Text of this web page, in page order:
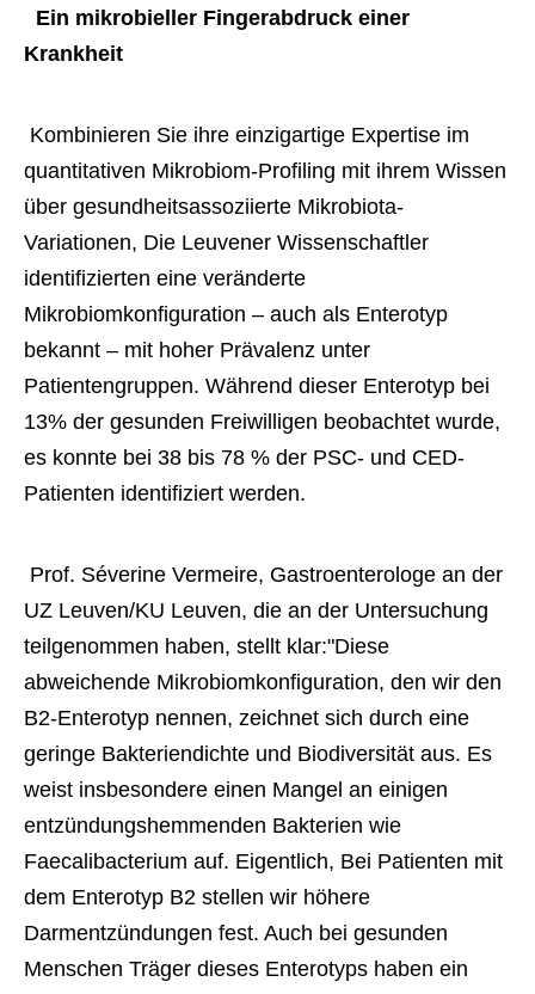
Ein mikrobieller Fingerabdruck einer
Krankheit
quantitativen Mikrobiom-Profiling mit ihrem Wissen
über gesundheitsassoziierte Mikrobiota-
Variationen, Die Leuvener Wissenschaftler
identifizierten eine veränderte
Mikrobiomkonfiguration – auch als Enterotyp
bekannt – mit hoher Prävalenz unter
Patientengruppen. Während dieser Enterotyp bei
13% der gesunden Freiwilligen beobachtet wurde,
es konnte bei 38 bis 78 % der PSC- und CED-
Patienten identifiziert werden.
UZ Leuven/KU Leuven, die an der Untersuchung
teilgenommen haben, stellt klar:"Diese
abweichende Mikrobiomkonfiguration, den wir den
B2-Enterotyp nennen, zeichnet sich durch eine
geringe Bakteriendichte und Biodiversität aus. Es
weist insbesondere einen Mangel an einigen
entzündungshemmenden Bakterien wie
Faecalibacterium auf. Eigentlich, Bei Patienten mit
dem Enterotyp B2 stellen wir höhere
Darmentzündungen fest. Auch bei gesunden
Menschen Träger dieses Enterotyps haben ein